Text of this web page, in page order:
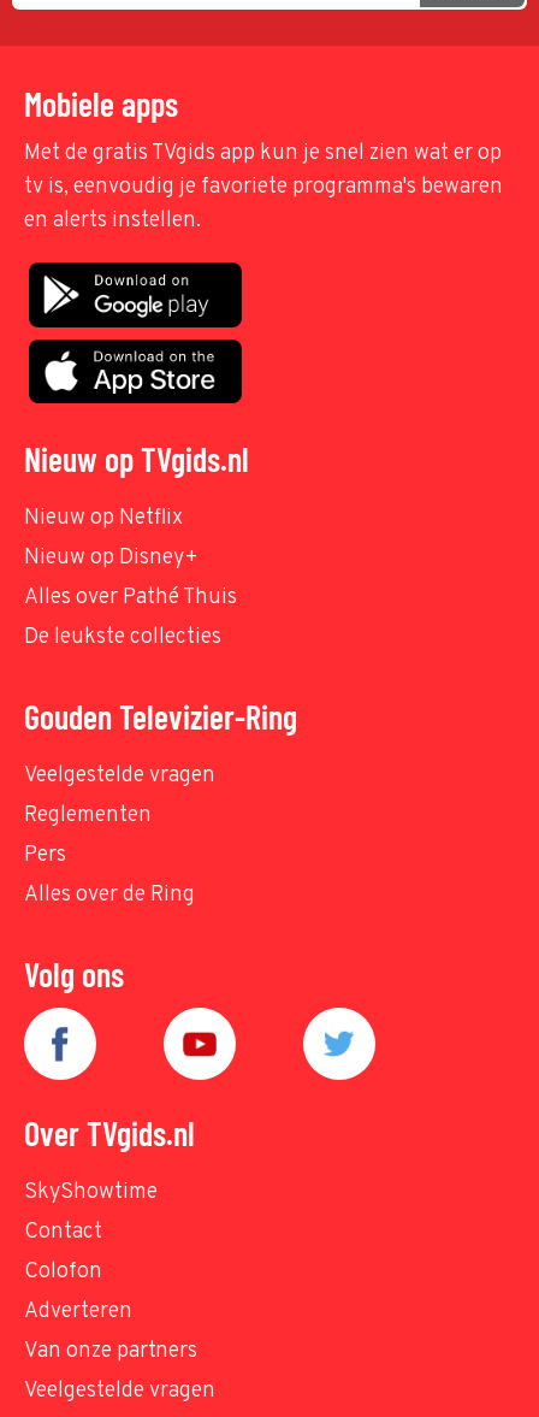
Mobiele apps
Met de gratis TVgids app kun je snel zien wat er op
tv is, eenvoudig je favoriete programma's bewaren
en alerts instellen.
Nieuw op TVgids.nl
Nieuw op Netflix
Nieuw op Disney+
Alles over Pathé Thuis
De leukste collecties
Gouden Televizier-Ring
Veelgestelde vragen
Reglementen
Pers
Alles over de Ring
Volg ons
Over TVgids.nl
SkyShowtime
Contact
Colofon
Adverteren
Van onze partners
Veelgestelde vragen